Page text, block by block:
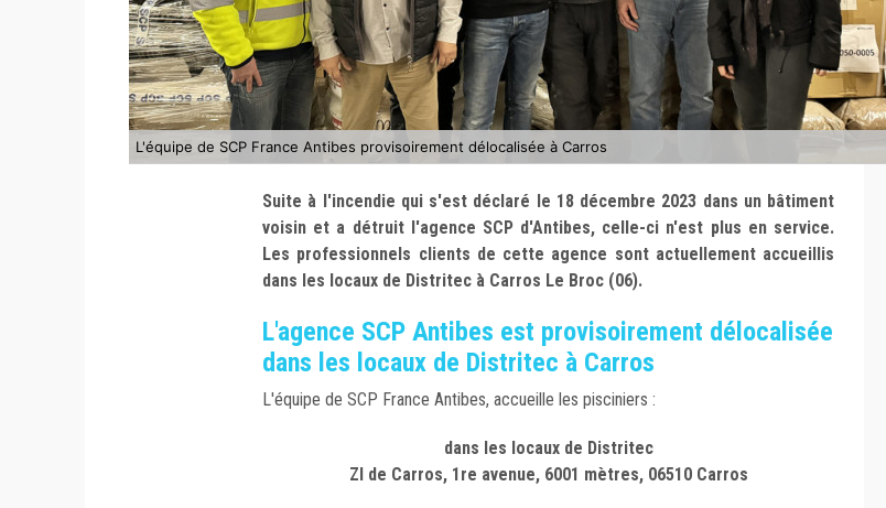
L'équipe de SCP France Antibes provisoirement délocalisée à Carros
Suite à l'incendie qui s'est déclaré le 18 décembre 2023 dans un bâtiment
voisin et a détruit l'agence SCP d'Antibes, celle-ci n'est plus en service.
Les professionnels clients de cette agence sont actuellement accueillis
dans les locaux de Distritec à Carros Le Broc (06).
L'agence SCP Antibes est provisoirement délocalisée
dans les locaux de Distritec à Carros
L'équipe de SCP France Antibes, accueille les pisciniers :
dans les locaux de Distritec
ZI de Carros, 1re avenue, 6001 mètres, 06510 Carros